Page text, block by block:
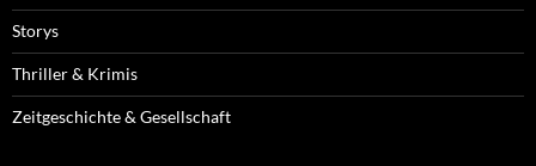
Storys
Thriller & Krimis
Zeitgeschichte & Gesellschaft